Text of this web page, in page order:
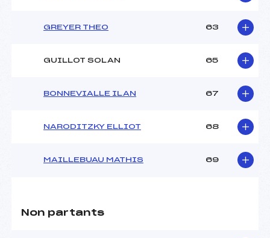
GREYER THEO 63
GUILLOT SOLAN 65
BONNEVIALLE ILAN 67
NARODITZKY ELLIOT 68
MAILLEBUAU MATHIS 69
Non partants